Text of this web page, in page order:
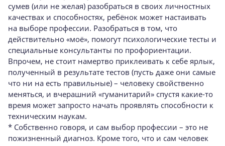
сумев (или не желая) разобраться в своих личностных
качествах и способностях, ребёнок может настаивать
на выборе профессии. Разобраться в том, что
действительно «моё», помогут психологические тесты и
специальные консультанты по профориентации.
Впрочем, не стоит намертво приклеивать к себе ярлык,
полученный в результате тестов (пусть даже они самые
что ни на есть правильные) – человеку свойственно
меняться, и вчерашний «гуманитарий» спустя какие-то
время может запросто начать проявлять способности к
техническим наукам.
* Собственно говоря, и сам выбор профессии – это не
пожизненный диагноз. Кроме того, что и сам человек